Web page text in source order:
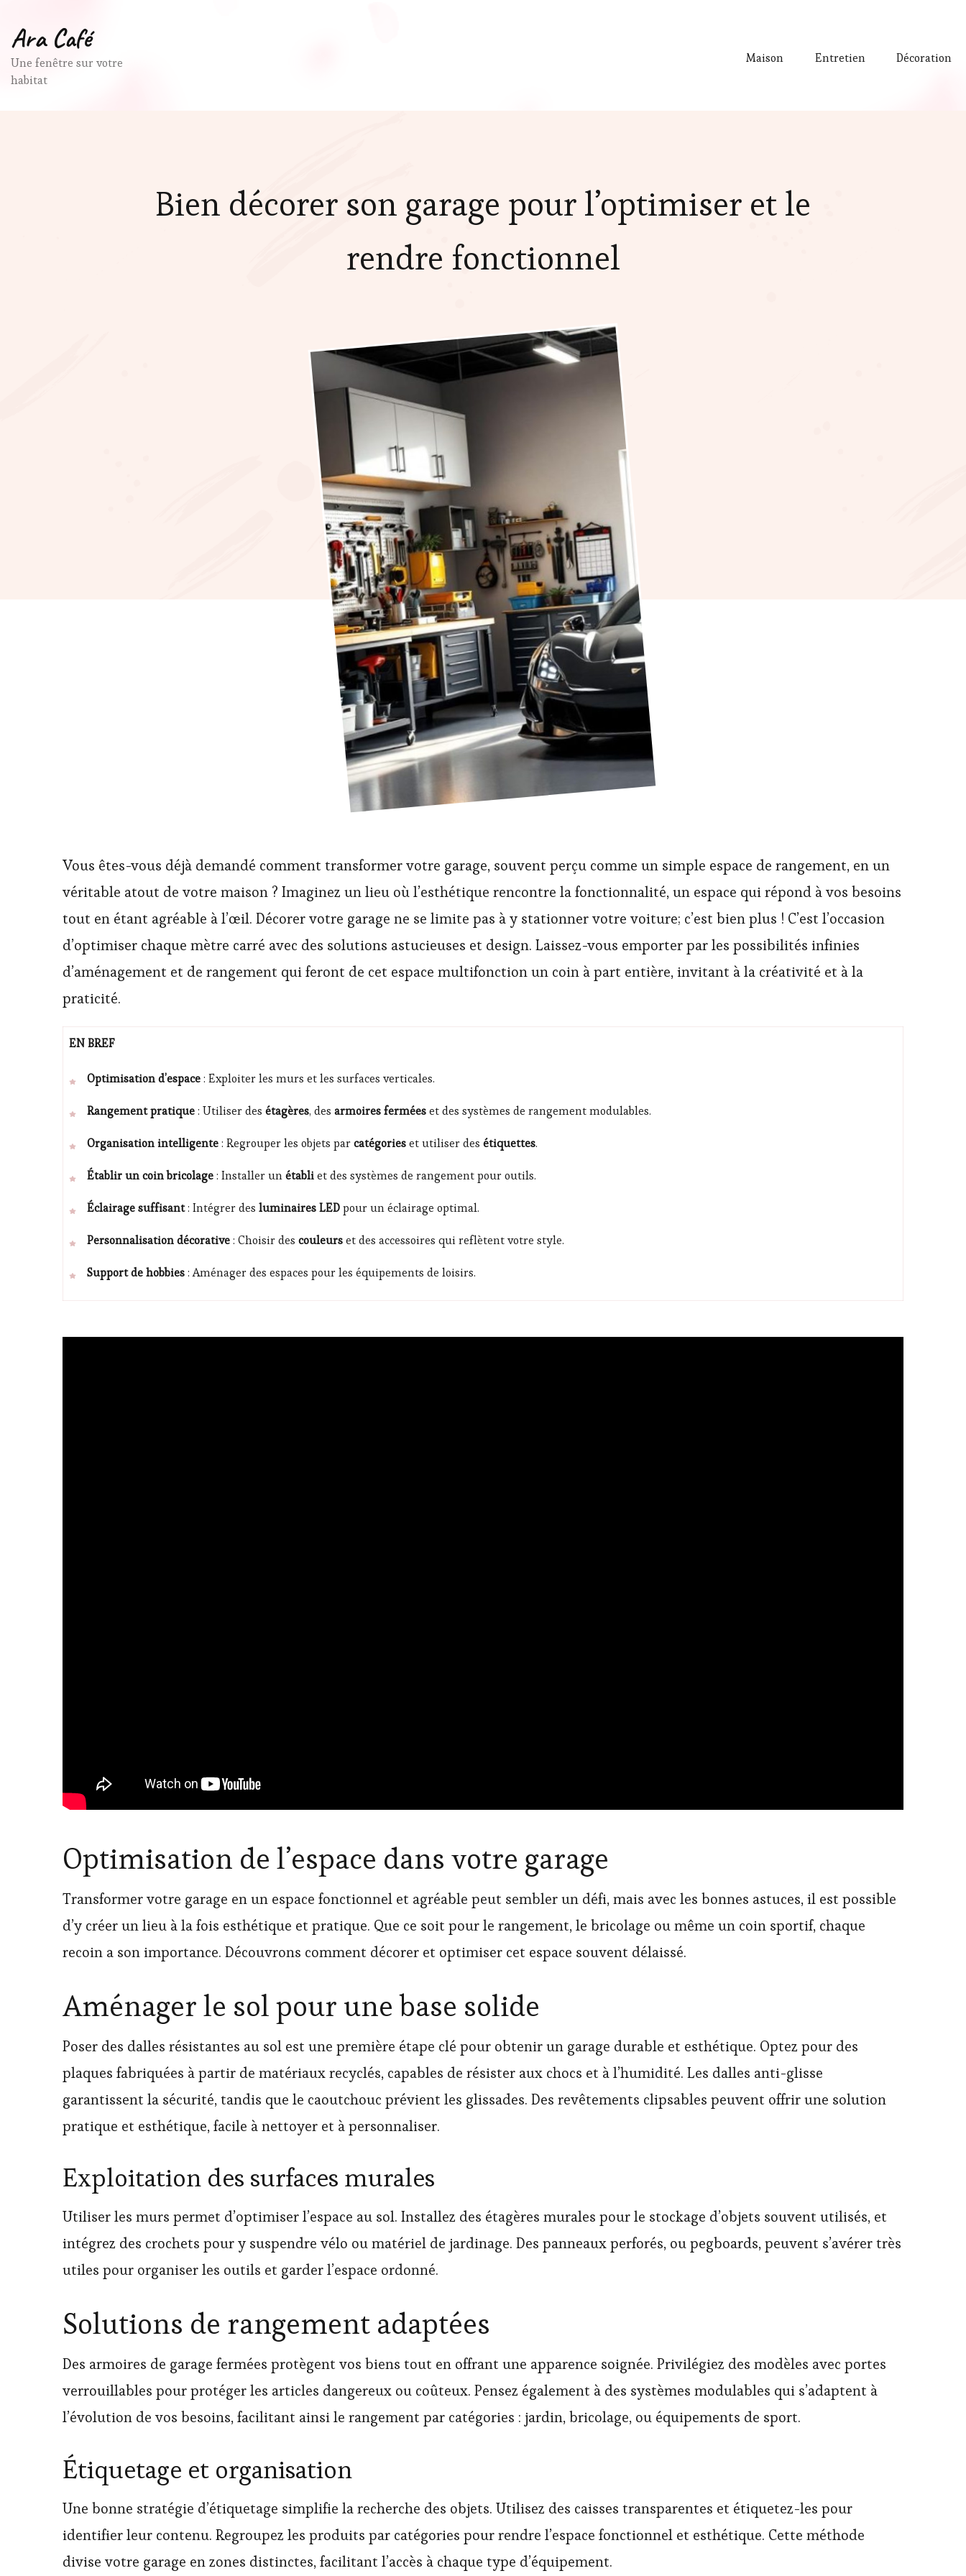
Maison Entretien Décoration
Ara Café
Une fenêtre sur votre
habitat
Bien décorer son garage pour l’optimiser et le
rendre fonctionnel
Vous êtes-vous déjà demandé comment transformer votre garage, souvent perçu comme un simple espace de rangement, en un
véritable atout de votre maison ? Imaginez un lieu où l’esthétique rencontre la fonctionnalité, un espace qui répond à vos besoins
tout en étant agréable à l’œil. Décorer votre garage ne se limite pas à y stationner votre voiture; c’est bien plus ! C’est l’occasion
d’optimiser chaque mètre carré avec des solutions astucieuses et design. Laissez-vous emporter par les possibilités infinies
d’aménagement et de rangement qui feront de cet espace multifonction un coin à part entière, invitant à la créativité et à la
praticité.
EN BREF
Optimisation d’espace: Exploiter les murs et les surfaces verticales.
Rangement pratique: Utiliser des étagères, des armoires ferméeset des systèmes de rangement modulables.
Organisation intelligente: Regrouper les objets par catégorieset utiliser des étiquettes.
Établir un coin bricolage: Installer unétabliet des systèmes de rangement pour outils.
Éclairage suffisant: Intégrer des luminaires LEDpour un éclairage optimal.
Personnalisation décorative: Choisir des couleurset des accessoires qui reflètent votre style.
Support de hobbies: Aménager des espaces pour les équipements de loisirs.
Optimisation de l’espace dans votre garage
Transformer votre garage en un espace fonctionnel et agréable peut sembler un défi, mais avec les bonnes astuces, il est possible
d’y créer un lieu à la fois esthétique et pratique. Que ce soit pour le rangement, le bricolage ou même un coin sportif, chaque
recoin a son importance. Découvrons comment décorer et optimiser cet espace souvent délaissé.
Aménager le sol pour une base solide
Poser des dalles résistantes au sol est une première étape clé pour obtenir un garage durable et esthétique. Optez pour des
plaques fabriquées à partir de matériaux recyclés, capables de résister aux chocs et à l’humidité. Les dalles anti-glisse
garantissent la sécurité, tandis que le caoutchouc prévient les glissades. Des revêtements clipsables peuvent offrir une solution
pratique et esthétique, facile à nettoyer et à personnaliser.
Exploitation des surfaces murales
Utiliser les murs permet d’optimiser l’espace au sol. Installez des étagères murales pour le stockage d’objets souvent utilisés, et
intégrez des crochets pour y suspendre vélo ou matériel de jardinage. Des panneaux perforés, ou pegboards, peuvent s’avérer très
utiles pour organiser les outils et garder l’espace ordonné.
Solutions de rangement adaptées
Des armoires de garage fermées protègent vos biens tout en offrant une apparence soignée. Privilégiez des modèles avec portes
verrouillables pour protéger les articles dangereux ou coûteux. Pensez également à des systèmes modulables qui s’adaptent à
l’évolution de vos besoins, facilitant ainsi le rangement par catégories : jardin, bricolage, ou équipements de sport.
Étiquetage et organisation
Une bonne stratégie d’étiquetage simplifie la recherche des objets. Utilisez des caisses transparentes et étiquetez-les pour
identifier leur contenu. Regroupez les produits par catégories pour rendre l’espace fonctionnel et esthétique. Cette méthode
divise votre garage en zones distinctes, facilitant l’accès à chaque type d’équipement.